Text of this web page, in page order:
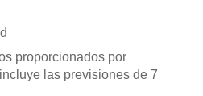
proporcionados por
las previsiones de 7